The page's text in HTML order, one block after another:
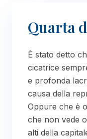
Quarta
È stato detto
cicatrice
e profonda
causa della
Oppure che è
che non vede
alti della